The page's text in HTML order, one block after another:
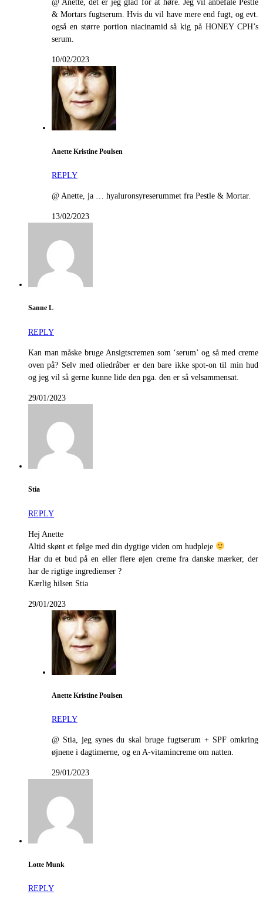
@ Anette, det er jeg glad for at høre. Jeg vil anbefale Pestle
& Mortars fugtserum. Hvis du vil have mere end fugt, og evt.
også en større portion niacinamid så kig på HONEY CPH’s
serum.
10/02/2023
Anette Kristine Poulsen
REPLY
@ Anette, ja … hyaluronsyreserummet fra Pestle & Mortar.
13/02/2023
Sanne L
REPLY
Kan man måske bruge Ansigtscremen som ‘serum’ og så med creme
oven på? Selv med oliedråber er den bare ikke spot-on til min hud
og jeg vil så gerne kunne lide den pga. den er så velsammensat.
29/01/2023
Stia
REPLY
Hej Anette
Altid skønt et følge med din dygtige viden om hudpleje
Har du et bud på en eller flere øjen creme fra danske mærker, der
har de rigtige ingredienser ?
Kærlig hilsen Stia
29/01/2023
Anette Kristine Poulsen
REPLY
@ Stia, jeg synes du skal bruge fugtserum + SPF omkring
øjnene i dagtimerne, og en A-vitamincreme om natten.
29/01/2023
Lotte Munk
REPLY